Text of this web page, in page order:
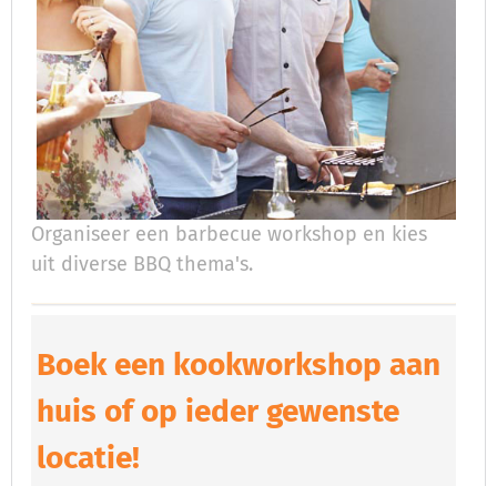
Organiseer een barbecue workshop en kies
uit diverse BBQ thema's.
Boek een kookworkshop aan
huis of op ieder gewenste
locatie!